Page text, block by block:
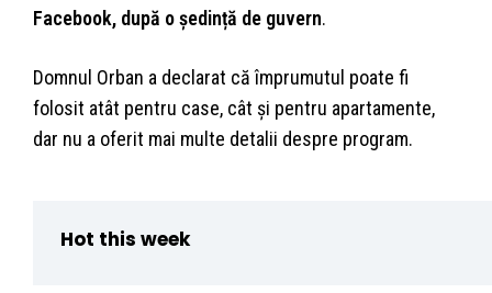
Facebook, după o ședință de guvern.
Domnul Orban a declarat că împrumutul poate fi
folosit atât pentru case, cât și pentru apartamente,
dar nu a oferit mai multe detalii despre program.
Hot this week